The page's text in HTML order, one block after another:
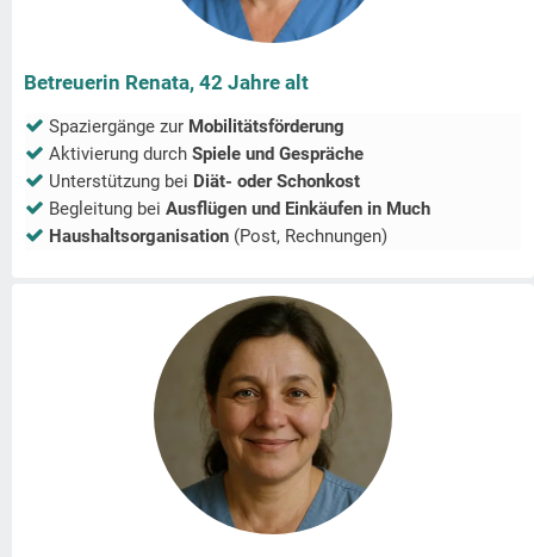
Betreuerin Renata, 42 Jahre alt
Spaziergänge zur Mobilitätsförderung
Aktivierung durch Spiele und Gespräche
Unterstützung bei Diät- oder Schonkost
Begleitung bei Ausflügen und Einkäufen in Much
Haushaltsorganisation (Post, Rechnungen)